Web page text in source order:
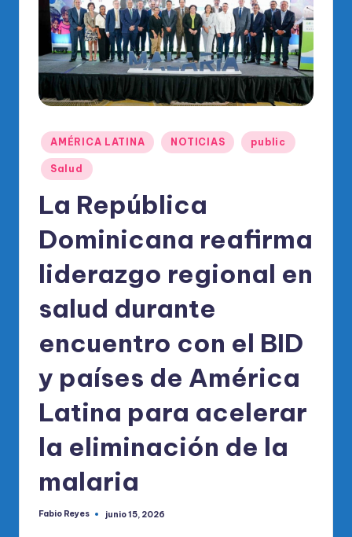
o
O
ci
al
el
R
M
Publicado
en
AMÉRICA LATINA NOTICIAS public
Salud
La República
Dominicana reafirma
liderazgo regional en
salud durante
encuentro con el BID
y países de América
Latina para acelerar
la eliminación de la
malaria
Publicado
Fabio Reyes junio 15, 2026